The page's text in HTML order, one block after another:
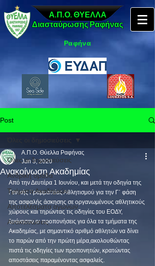
Α.Π.Ο. ΘΥΕΛΛΑ
Διασταύρωσης Ραφήνας
Ραφήνα
Post
Όλες οι δημοσιεύσεις
Ανδρική ομάδα
Τμήματα Ακαδημιών
Αποτελέσματα αγώνων
Ανακοινώσεις
Όλες οι δημοσιεύσεις
Ανακοίνωση Ακαδημίας
Α.Π.Ο. Θύελλα Ραφήνας
Jun 3, 2020
Από την Δευτέρα 1 Ιουνίου, και μετά την οδηγία της
Γενικής Γραμματείας Αθλητισμού για την Γ΄ φάση
της ασφαλής άσκησης σε οργανωμένους αθλητικούς
χώρους και τηρώντας τις οδηγίες του ΕΟΔΥ,
ξεκίνησαν οι προπονήσεις για όλα τα τμήματα της
Ακαδημίας, με σημαντικό αριθμό αθλητών να δίνει
το παρών από την πρώτη μέρα,ακολουθώντας
πιστά τις οδηγίες των προπονητών, κρατώντας
αποστάσεις παραμένοντας ασφαλείς.